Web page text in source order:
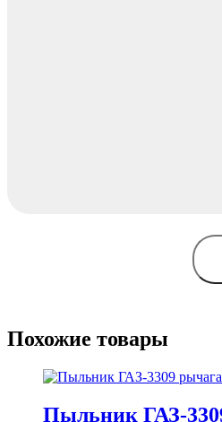
Похожие товары
Пыльник ГАЗ-